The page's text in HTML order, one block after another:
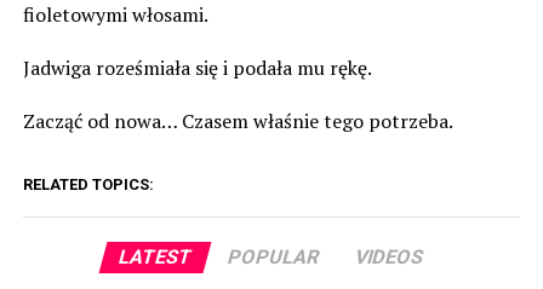
fioletowymi włosami.
Jadwiga roześmiała się i podała mu rękę.
Zacząć od nowa… Czasem właśnie tego potrzeba.
RELATED TOPICS:
LATEST POPULAR VIDEOS